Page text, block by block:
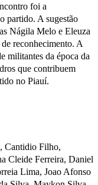
foi a
partido. A sugestão
Nágila Melo e Eleuza
reconhecimento. A
militantes da época da
que contribuem
no Piauí.
Cantidio Filho,
Cleide Ferreira, Daniel
Lima, Joao Afonso